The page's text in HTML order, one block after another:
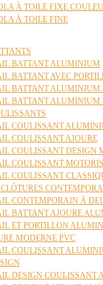
À TOILE FIXE
À TOILE FINE
BATTANT ALUMINIUM
BATTANT AVEC
BATTANT ALUMINIUM
BATTANT ALUMINIUM
COULISSANT
COULISSANT AJOURE
COULISSANT DESIGN
COULISSANT
COULISSANT
CONTEMPORAIN À
BATTANT AJOURE
ET PORTILLON
MODERNE PVC
COULISSANT
DESIGN COULISSANT